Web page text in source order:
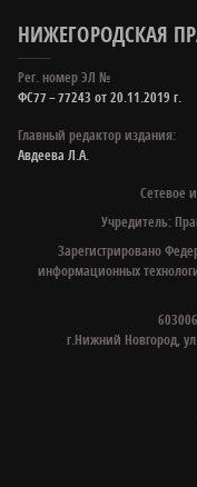
НИЖЕГОРОДСКАЯ
Рег. номер ЭЛ №
ФС77 – 77243 от 20.11.2019 г.
Главный редактор издания:
Авдеева Л.А.
Сетевое
Учредитель:
Зарегистрировано
информационных
г.Нижний Новгород,